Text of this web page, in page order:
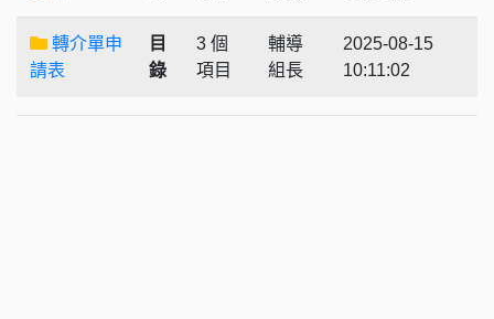
轉介單申
請表
目
錄
3 個
項目
輔導
組長
2025-08-15
10:11:02